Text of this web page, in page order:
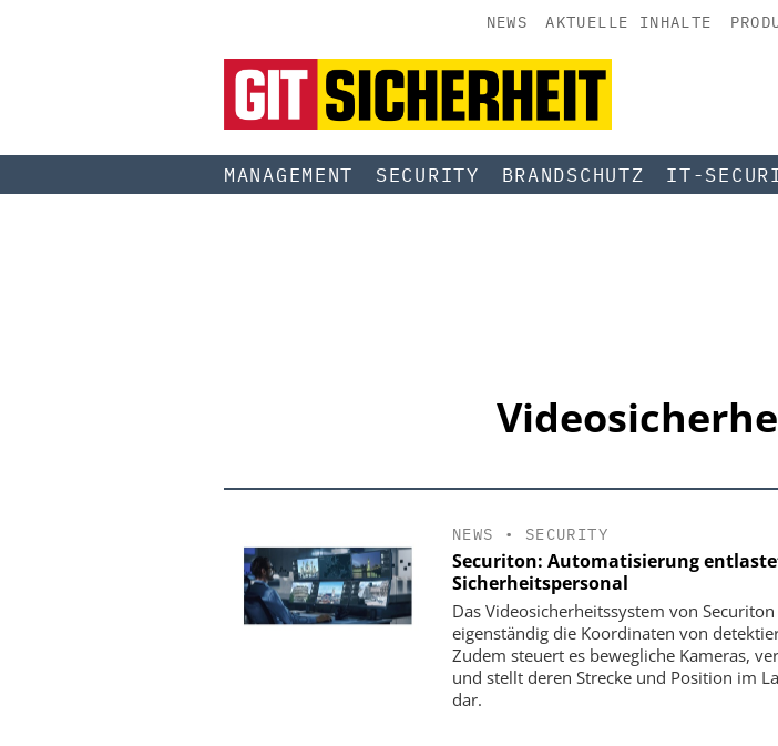
NEWS AKTUELLE INHALTE
MANAGEMENT SECURITY BRANDSCHUTZ IT-
NEWS • SECURITY
Securiton: Automatisierung
Sicherheitspersonal
Das Videosicherheitssystem von
eigenständig die Koordinaten von
Zudem steuert es bewegliche Kameras,
und stellt deren Strecke und Position im
dar.